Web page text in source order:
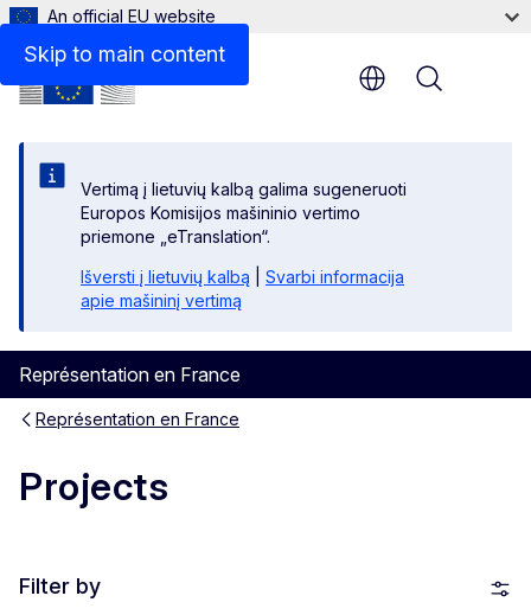
Skip to main content
An official EU website
Vertimą į lietuvių kalbą galima sugeneruoti
Europos Komisijos mašininio vertimo
priemone „eTranslation“.
Išversti į lietuvių kalbą
Svarbi informacija
apie mašininį vertimą
Représentation en France
Menu
Représentation en France
Projects
Filter by